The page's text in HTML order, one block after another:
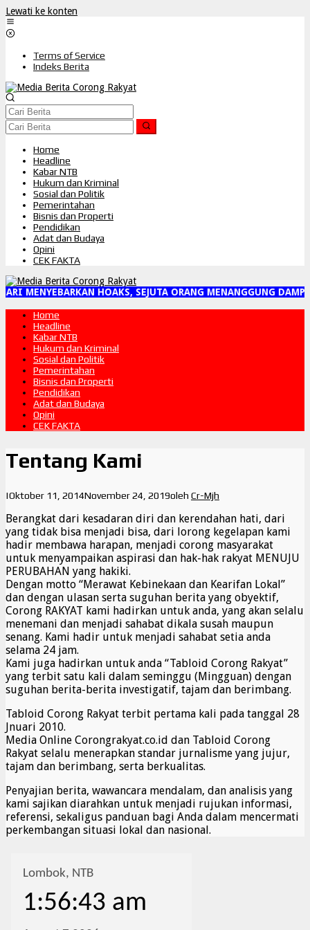
Lewati ke konten
Terms of Service
Indeks Berita
Home
Headline
Kabar NTB
Hukum dan Kriminal
Sosial dan Politik
Pemerintahan
Bisnis dan Properti
Pendidikan
Adat dan Budaya
Opini
CEK FAKTA
MENYEBARKAN HOAKS, SEJUTA ORANG MENANGGUNG
Home
Headline
Kabar NTB
Hukum dan Kriminal
Sosial dan Politik
Pemerintahan
Bisnis dan Properti
Pendidikan
Adat dan Budaya
Opini
CEK FAKTA
Tentang Kami
|Oktober 11, 2014November 24, 2019oleh Cr-Mjh
Berangkat dari kesadaran diri dan kerendahan hati, dari
yang tidak bisa menjadi bisa, dari lorong kegelapan kami
hadir membawa harapan, menjadi corong masyarakat
untuk menyampaikan aspirasi dan hak-hak rakyat MENUJU
PERUBAHAN yang hakiki.
Dengan motto “Merawat Kebinekaan dan Kearifan Lokal”
dan dengan ulasan serta suguhan berita yang obyektif,
Corong RAKYAT kami hadirkan untuk anda, yang akan selalu
menemani dan menjadi sahabat dikala susah maupun
senang. Kami hadir untuk menjadi sahabat setia anda
selama 24 jam.
Kami juga hadirkan untuk anda “Tabloid Corong Rakyat”
yang terbit satu kali dalam seminggu (Mingguan) dengan
suguhan berita-berita investigatif, tajam dan berimbang.
Tabloid Corong Rakyat terbit pertama kali pada tanggal 28
Jnuari 2010.
Media Online Corongrakyat.co.id dan Tabloid Corong
Rakyat selalu menerapkan standar jurnalisme yang jujur,
tajam dan berimbang, serta berkualitas.
Penyajian berita, wawancara mendalam, dan analisis yang
kami sajikan diarahkan untuk menjadi rujukan informasi,
referensi, sekaligus panduan bagi Anda dalam mencermati
perkembangan situasi lokal dan nasional.